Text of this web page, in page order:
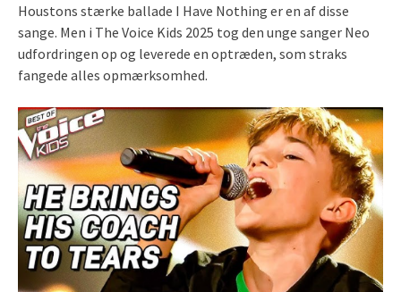
Houstons stærke ballade I Have Nothing er en af disse
sange. Men i The Voice Kids 2025 tog den unge sanger Neo
udfordringen op og leverede en optræden, som straks
fangede alles opmærksomhed.